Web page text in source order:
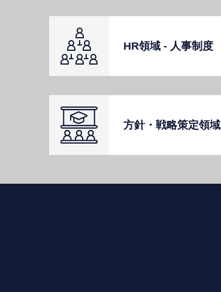
HR領域 - ⼈事制度
⽅針・戦略策定領域